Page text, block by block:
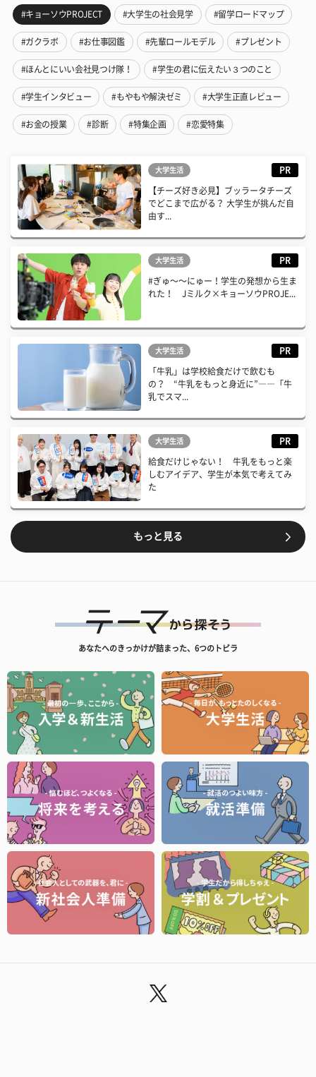
#キョーソウPROJECT #大学生の社会見学 #留学ロードマップ
#ガクラボ #お仕事図鑑 #先輩ロールモデル #プレゼント
#ほんとにいい会社見つけ隊！ #学生の君に伝えたい３つのこと
#学生インタビュー #もやもや解決ゼミ #大学生正直レビュー
#お金の授業 #診断 #特集企画 #恋愛特集
大学生活 PR
【チーズ好き必見】ブッラータチーズ
でどこまで広がる？ 大学生が挑んだ自
由す...
大学生活 PR
#ぎゅ〜〜にゅー！学生の発想から生ま
れた！ Jミルク×キョーソウPROJE...
大学生活 PR
「牛乳」は学校給食だけで飲むも
の？ “牛乳をもっと身近に”――「牛
乳でスマ...
大学生活 PR
給食だけじゃない！ 牛乳をもっと楽
しむアイデア、学生が本気で考えてみ
た
もっと見る
あなたへのきっかけが詰まった、6つのトビラ